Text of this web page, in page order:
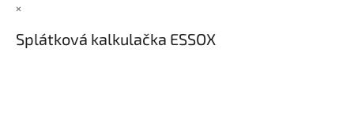
×
Splátková kalkulačka ESSOX